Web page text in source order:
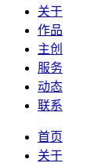
关于
作品
主创
服务
动态
联系
首页
关于